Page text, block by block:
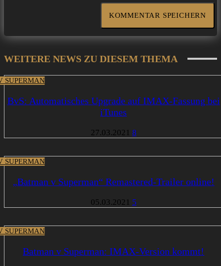
WEITERE NEWS ZU DIESEM THEMA
SUPERMAN
BvS: Automatisches Upgrade auf IMAX-Fassung bei
iTunes
27.03.2021 8
SUPERMAN
„Batman v Superman“ Remastered-Trailer online!
05.03.2021 5
SUPERMAN
Batman v Superman: IMAX-Version kommt!